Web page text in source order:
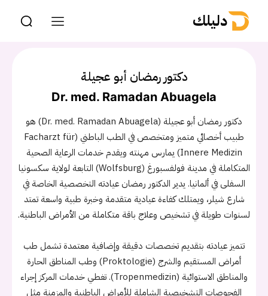
دليلك
دكتور رمضان أبو عجيلة
Dr. med. Ramadan Abuagela
دكتور رمضان أبو عجيلة (Dr. med. Ramadan Abuagela) هو
طبيب أخصائي متميز ومتخصص في الطب الباطني (Facharzt für
Innere Medizin) يمارس مهنته ويقدم خدمات الرعاية الصحية
المتكاملة في مدينة فولفسبورغ (Wolfsburg) التابعة لولاية سكسونيا
السفلى في ألمانيا. يدير الدكتور رمضان عيادته التخصصية الخاصة في
شارع شيلر، ويمتلك كفاءة عيادية متقدمة وخبرة طبية واسعة تمتد
لسنوات طويلة في تشخيص وعلاج باقة متكاملة من الأمراض الباطنية.
تتميز عيادته بتقديم تخصصات دقيقة وإضافية معتمدة تشمل طب
أمراض المستقيم والشرج (Proktologie) وطب المناطق الحارة
والمناطق الاستوائية (Tropenmedizin). تغطي خدمات المركز إجراء
الفحوصات التشخيصية الشاملة للأمراض الباطنية والمزمنة مثل